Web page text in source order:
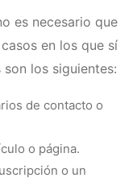
es necesario que
en los que sí
los siguientes:
de contacto o
o página.
o un